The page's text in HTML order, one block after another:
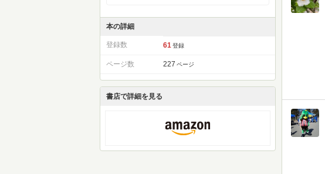
本の詳細
登録数 61 登録
ページ数 227 ページ
書店で詳細を見る